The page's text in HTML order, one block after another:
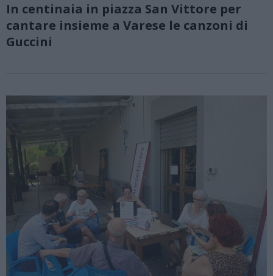
In centinaia in piazza San Vittore per
cantare insieme a Varese le canzoni di
Guccini